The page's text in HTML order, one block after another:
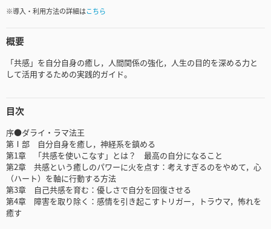
※導入・利用方法の詳細はこちら
概要
「共感」を自分自身の癒し，人間関係の強化，人生の目的を深める力と
して活用するための実践的ガイド。
目次
序●ダライ・ラマ法王
第Ⅰ部 自分自身を癒し，神経系を鎮める
第1章 「共感を使いこなす」とは？ 最高の自分になること
第2章 共感という癒しのパワーに火を点す：考えすぎるのをやめて，心
（ハート）を軸に行動する方法
第3章 自己共感を育む：優しさで自分を回復させる
第4章 障害を取り除く：感情を引き起こすトリガー，トラウマ，怖れを
癒す